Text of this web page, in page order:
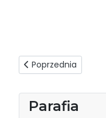
Parafia
Poprzednia strona:
Poprzednia